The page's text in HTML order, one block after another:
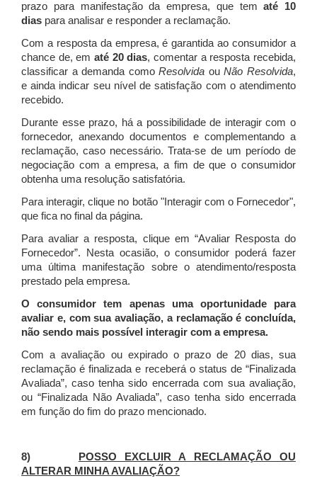
prazo para manifestação da empresa, que tematé 10
dias para analisar e responder a reclamação.
Com a resposta da empresa, é garantida ao consumidor a
chance de, em até 20 dias, comentar a resposta recebida,
classificar a demanda comoResolvida ouNão Resolvida,
e ainda indicar seu nível de satisfação com o atendimento
recebido.
Durante esse prazo, há a possibilidade de interagir com o
fornecedor, anexando documentos e complementando a
reclamação, caso necessário.Trata-se de um período de
negociação com a empresa, a fim de que o consumidor
obtenha uma resolução satisfatória.
Para interagir, clique no botão "Interagir com o Fornecedor",
que fica no final da página.
Para avaliar a resposta, clique em “Avaliar Resposta do
Fornecedor”. Nesta ocasião, o consumidor poderá fazer
uma última manifestação sobre o atendimento/resposta
prestado pela empresa.
O consumidor tem apenas uma oportunidade para
avaliar e, com sua avaliação, a reclamação é concluída,
não sendo mais possível interagir com a empresa.
Com a avaliação ou expirado o prazo de 20 dias, sua
reclamação é finalizada e receberá o status de “Finalizada
Avaliada”, caso tenha sido encerrada com sua avaliação,
ou “Finalizada Não Avaliada”, caso tenha sido encerrada
em função do fim do prazo mencionado.
8)
POSSO EXCLUIR A RECLAMAÇÃO OU
ALTERAR MINHA AVALIAÇÃO?